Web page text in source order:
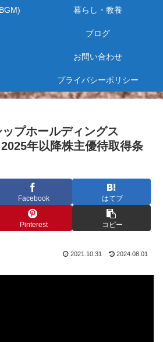
暮らし・教養
ブログ
お問い合わせ
プライバシーポリシー
プホールディングス
年以降株主優待取得条
Facebook はてブ
Pinterest コピー
2021.10.31 2024.08.01